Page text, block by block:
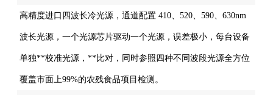
高精度进口四波长冷光源，通道配置 410、520、590、630nm
波长光源，一个光源芯片驱动一个光源，误差极小，每台设备
单独**校准光源，**比对，同时参照四种不同波段光源全方位
覆盖市面上99%的农残食品项目检测。